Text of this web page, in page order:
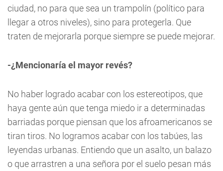
ciudad, no para que sea un trampolín (político para
llegar a otros niveles), sino para protegerla. Que
traten de mejorarla porque siempre se puede mejorar.
-¿Mencionaría el mayor revés?
No haber logrado acabar con los estereotipos, que
haya gente aún que tenga miedo ir a determinadas
barriadas porque piensan que los afroamericanos se
tiran tiros. No logramos acabar con los tabúes, las
leyendas urbanas. Entiendo que un asalto, un balazo
o que arrastren a una señora por el suelo pesan más